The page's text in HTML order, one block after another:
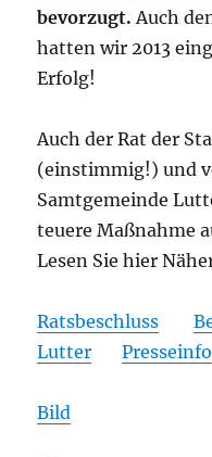
bevorzugt. Auch
hatten wir 2013
Erfolg!
Auch der Rat der
(einstimmig!) und
Samtgemeinde
teuere Maßnahme
Lesen Sie hier
Ratsbeschluss
Lutter
Presseinfo
Bild